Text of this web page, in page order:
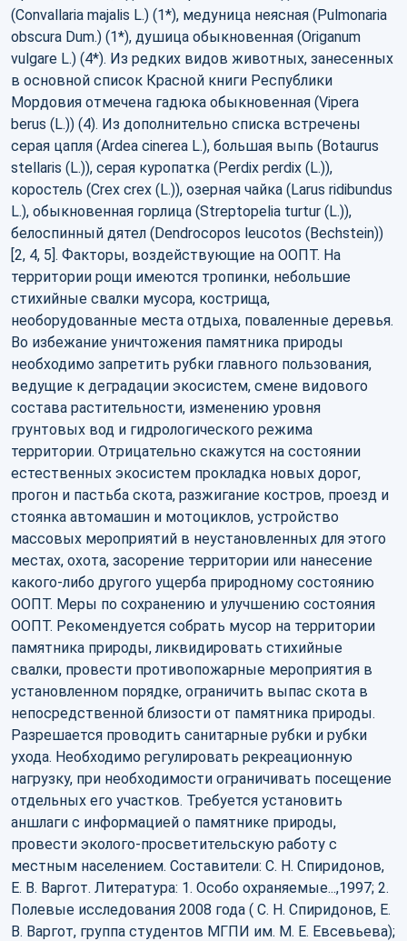
(Convallaria majalis L.) (1*), медуница неясная (Pulmonaria
obscura Dum.) (1*), душица обыкновенная (Origanum
vulgare L.) (4*). Из редких видов животных, занесенных
в основной список Красной книги Республики
Мордовия отмечена гадюка обыкновенная (Vipera
berus (L.)) (4). Из дополнительно списка встречены
серая цапля (Ardea cinerea L.), большая выпь (Botaurus
stellaris (L.)), серая куропатка (Perdix perdix (L.)),
коростель (Crex crex (L.)), озерная чайка (Larus ridibundus
L.), обыкновенная горлица (Streptopelia turtur (L.)),
белоспинный дятел (Dendrocopos leucotos (Bechstein))
[2, 4, 5]. Факторы, воздействующие на ООПТ. На
территории рощи имеются тропинки, небольшие
стихийные свалки мусора, кострища,
необорудованные места отдыха, поваленные деревья.
Во избежание уничтожения памятника природы
необходимо запретить рубки главного пользования,
ведущие к деградации экосистем, смене видового
состава растительности, изменению уровня
грунтовых вод и гидрологического режима
территории. Отрицательно скажутся на состоянии
естественных экосистем прокладка новых дорог,
прогон и пастьба скота, разжигание костров, проезд и
стоянка автомашин и мотоциклов, устройство
массовых мероприятий в неустановленных для этого
местах, охота, засорение территории или нанесение
какого-либо другого ущерба природному состоянию
ООПТ. Меры по сохранению и улучшению состояния
ООПТ. Рекомендуется собрать мусор на территории
памятника природы, ликвидировать стихийные
свалки, провести противопожарные мероприятия в
установленном порядке, ограничить выпас скота в
непосредственной близости от памятника природы.
Разрешается проводить санитарные рубки и рубки
ухода. Необходимо регулировать рекреационную
нагрузку, при необходимости ограничивать посещение
отдельных его участков. Требуется установить
аншлаги с информацией о памятнике природы,
провести эколого-просветительскую работу с
местным населением. Составители: С. Н. Спиридонов,
Е. В. Варгот. Литература: 1. Особо охраняемые...,1997; 2.
Полевые исследования 2008 года ( С. Н. Спиридонов, Е.
В. Варгот, группа студентов МГПИ им. М. Е. Евсевьева);